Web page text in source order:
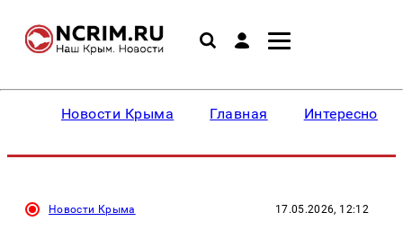
Новости Крыма Главная Интересное
Новости Крыма 17.05.2026, 12:12